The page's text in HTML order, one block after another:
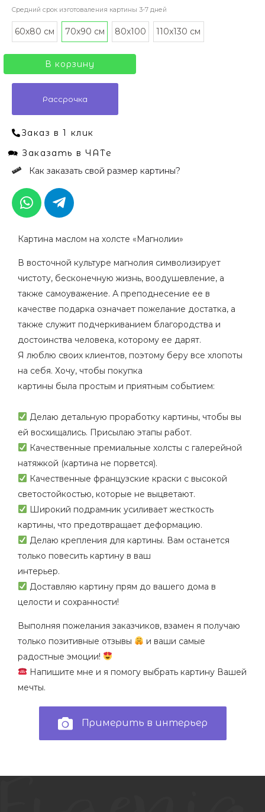
Cредний срок изготоваления картины 3-7 дней
60х80 см 70x90 см 80x100 110x130 см
В корзину
Рассрочка
Заказ в 1 клик
🗪 Заказать в ЧАТе
Как заказать свой размер картины?
W
h
a
t
a
p
p
T
e
l
e
r
a
m
-
p
l
a
n
e
Картина маслом на холсте «Магнолии»
В восточной культуре магнолия символизирует
чистоту, бесконечную жизнь, воодушевление, а
также самоуважение. А преподнесение ее в
качестве подарка означает пожелание достатка, а
также служит подчеркиванием благородства и
достоинства человека, которому ее дарят.
Я люблю своих клиентов, поэтому беру все хлопоты
на себя. Хочу, чтобы покупка
картины была простым и приятным событием:
Делаю детальную проработку картины, чтобы вы
ей восхищались. Присылаю этапы работ.
Качественные премиальные холсты с галерейной
натяжкой (картина не порвется).
Качественные французские краски с высокой
светостойкостью, которые не выцветают.
Широкий подрамник усиливает жесткость
картины, что предотвращает деформацию.
Делаю крепления для картины. Вам останется
только повесить картину в ваш
интерьер.
Доставляю картину прям до вашего дома в
целости и сохранности!
Выполняя пожелания заказчиков, взамен я получаю
только позитивные отзывы
и ваши самые
радостные эмоции!
Напишите мне и я помогу выбрать картину Вашей
мечты.
Примерить в интерьер